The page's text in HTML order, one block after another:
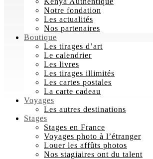
Notre fondation
Les actualités
Nos partenaires
Boutique
Les tirages d’art
Le calendrier
Les livres
Les tirages illimités
Les cartes postales
La carte cadeau
Voyages
Les autres destinations
Stages
Stages en France
Voyages photo à l’étranger
Louer les affûts photos
Nos stagiaires ont du talent